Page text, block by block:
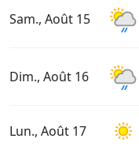
Sam., Août 15
Dim., Août 16
Lun., Août 17